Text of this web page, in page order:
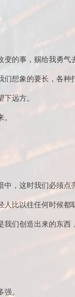
的事，赐给我勇
想象的要长，各
远方。
，这时我们必须点
比以往任何时候都
们创造出来的东西
。